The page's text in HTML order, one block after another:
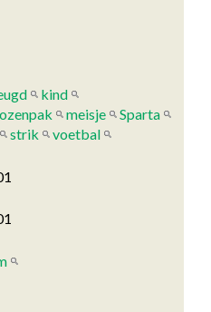
kind
meisje
Sparta
strik voetbal